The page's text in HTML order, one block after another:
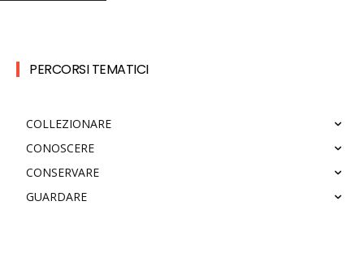
PERCORSI TEMATICI
COLLEZIONARE
CONOSCERE
CONSERVARE
GUARDARE